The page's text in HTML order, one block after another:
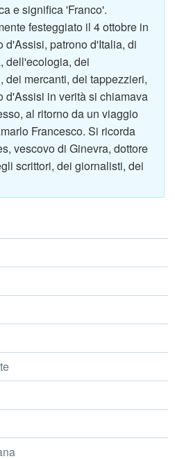
e significa 'Franco'.
festeggiato il 4 ottobre in
d'Assisi, patrono d'Italia, di
dell'ecologia, dei
dei mercanti, dei tappezzieri,
d'Assisi in verità si chiamava
al ritorno da un viaggio
Francesco. Si ricorda
vescovo di Ginevra, dottore
scrittori, dei giornalisti, dei